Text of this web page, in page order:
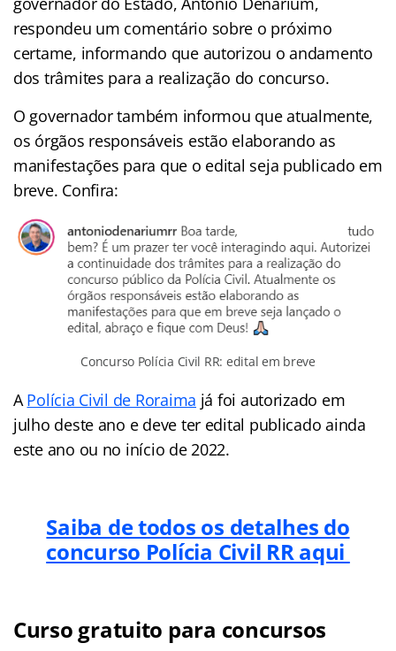
respondeu um comentário sobre o próximo
certame, informando que autorizou o andamento
dos trâmites para a realização do concurso.
O governador também informou que atualmente,
os órgãos responsáveis estão elaborando as
manifestações para que o edital seja publicado em
breve. Confira:
Concurso Polícia Civil RR: edital em breve
A Polícia Civil de Roraima já foi autorizado em
julho deste ano e deve ter edital publicado ainda
este ano ou no início de 2022.
Saiba de todos os detalhes do
concurso Polícia Civil RR aqui
Curso gratuito para concursos